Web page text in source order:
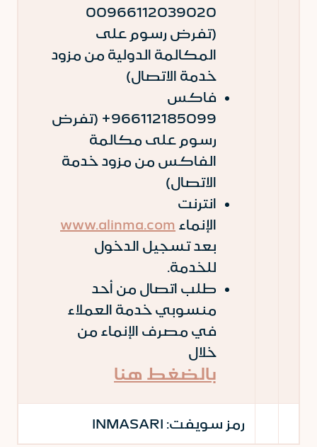
00966112039020
(تفرض رسوم على
المكالمة الدولية من مزود
خدمة الاتصال)
فاكس
966112185099+ (تفرض
رسوم على مكالمة
الفاكس من مزود خدمة
الاتصال)
انترنت
الإنماء www.alinma.com
بعد تسجيل الدخول
للخدمة.
طلب اتصال من أحد
منسوبي خدمة العملاء
في مصرف الإنماء من
خلال
بالضغط هنا
رمز سويفت: INMASARI